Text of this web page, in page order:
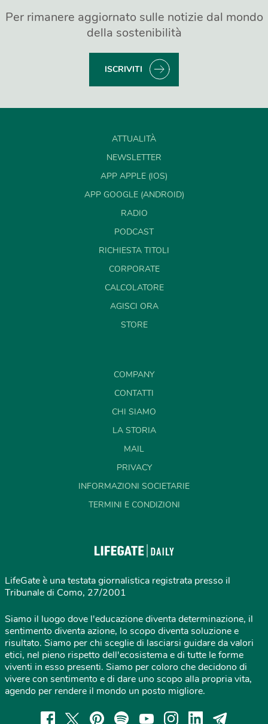
Per rimanere aggiornato sulle notizie dal mondo
della sostenibilità
ISCRIVITI
ATTUALITÀ
NEWSLETTER
APP APPLE (IOS)
APP GOOGLE (ANDROID)
RADIO
PODCAST
RICHIESTA TITOLI
CORPORATE
CALCOLATORE
AGISCI ORA
STORE
COMPANY
CONTATTI
CHI SIAMO
LA STORIA
MAIL
PRIVACY
INFORMAZIONI SOCIETARIE
TERMINI E CONDIZIONI
LifeGate è una testata giornalistica registrata presso il
Tribunale di Como, 27/2001
Siamo il luogo dove l'educazione diventa determinazione, il
sentimento diventa azione, lo scopo diventa soluzione e
risultato. Siamo per chi sceglie di lasciarsi guidare da valori
etici, nel pieno rispetto dell'ecosistema e di tutte le forme
viventi in esso presenti. Siamo per coloro che decidono di
vivere con sentimento e di dare uno scopo alla propria vita,
agendo per rendere il mondo un posto migliore.